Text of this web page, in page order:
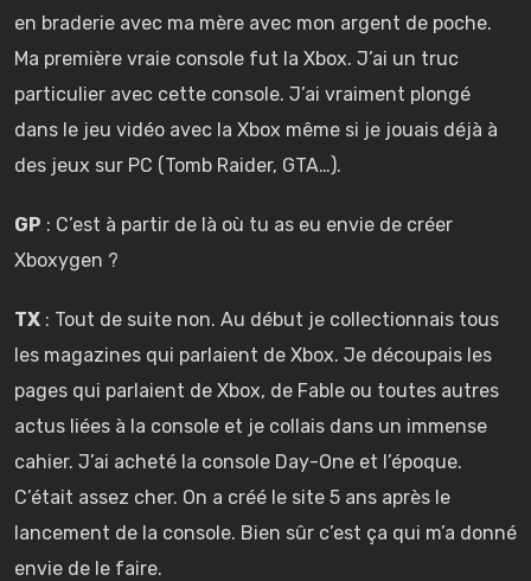
en braderie avec ma mère avec mon argent de poche.
Ma première vraie console fut la Xbox. J’ai un truc
particulier avec cette console. J’ai vraiment plongé
dans le jeu vidéo avec la Xbox même si je jouais déjà à
des jeux sur PC (Tomb Raider, GTA…).
GP : C’est à partir de là où tu as eu envie de créer
Xboxygen ?
TX : Tout de suite non. Au début je collectionnais tous
les magazines qui parlaient de Xbox. Je découpais les
pages qui parlaient de Xbox, de Fable ou toutes autres
actus liées à la console et je collais dans un immense
cahier. J’ai acheté la console Day-One et l’époque.
C’était assez cher. On a créé le site 5 ans après le
lancement de la console. Bien sûr c’est ça qui m’a donné
envie de le faire.